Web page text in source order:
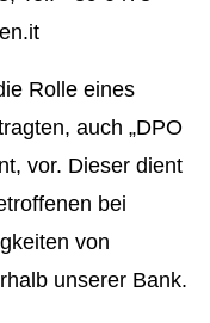
Rolle eines
auch „DPO
vor. Dieser dient
bei
von
unserer Bank.